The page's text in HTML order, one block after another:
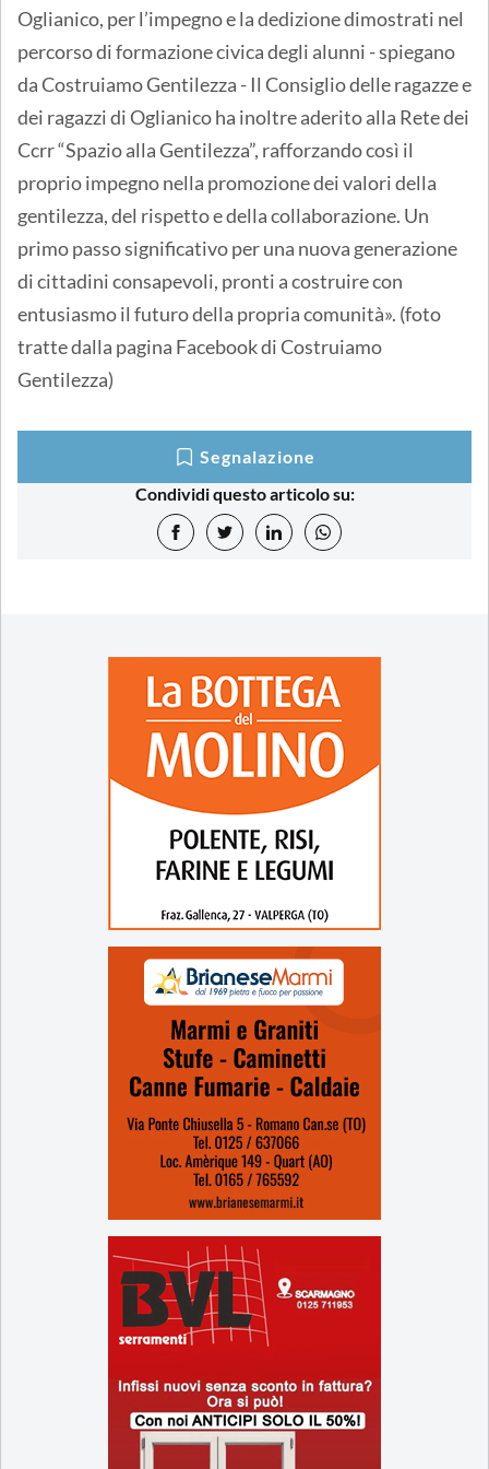
Oglianico, per l’impegno e la dedizione dimostrati nel
percorso di formazione civica degli alunni - spiegano
da Costruiamo Gentilezza - Il Consiglio delle ragazze e
dei ragazzi di Oglianico ha inoltre aderito alla Rete dei
Ccrr “Spazio alla Gentilezza”, rafforzando così il
proprio impegno nella promozione dei valori della
gentilezza, del rispetto e della collaborazione. Un
primo passo significativo per una nuova generazione
di cittadini consapevoli, pronti a costruire con
entusiasmo il futuro della propria comunità». (foto
tratte dalla pagina Facebook di Costruiamo
Gentilezza)
Segnalazione
Condividi questo articolo su: